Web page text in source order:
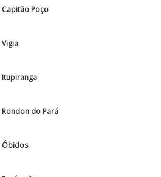
Poço
Itupiranga
do Pará
Óbidos